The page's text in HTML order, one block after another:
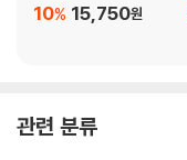
15,750원
10%
관련 분류